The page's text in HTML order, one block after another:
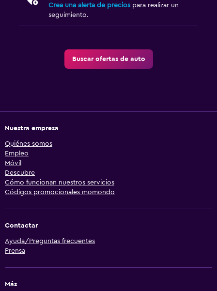
Crea una alerta de precios para realizar un
seguimiento.
Buscar ofertas de auto
Nuestra empresa
Quiénes somos
Empleo
Móvil
Descubre
Cómo funcionan nuestros servicios
Códigos promocionales momondo
Contactar
Ayuda/Preguntas frecuentes
Prensa
Más